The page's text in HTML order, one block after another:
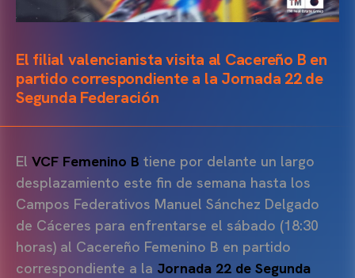
El filial valencianista visita al Cacereño B en
partido correspondiente a la Jornada 22 de
Segunda Federación
El VCF Femenino B tiene por delante un largo
desplazamiento este fin de semana hasta los
Campos Federativos Manuel Sánchez Delgado
de Cáceres para enfrentarse el sábado (18:30
horas) al Cacereño Femenino B en partido
correspondiente a la Jornada 22 de Segunda